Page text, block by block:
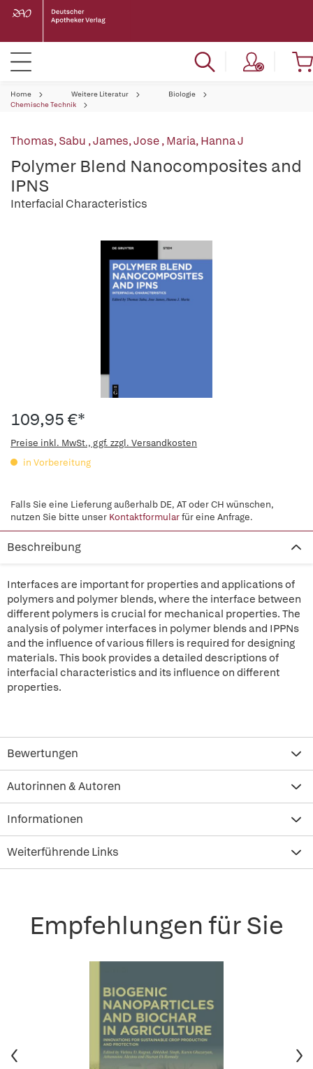
Home Weitere Literatur
Biologie
Chemische Technik
Thomas, Sabu ,James, Jose,Maria, Hanna J
Polymer Blend Nanocomposites and
IPNS
Interfacial Characteristics
109,95 €*
Preise inkl. MwSt., ggf. zzgl. Versandkosten
in Vorbereitung
Falls Sie eine Lieferung außerhalb DE, AT oder CH wünschen,
nutzen Sie bitte unser Kontaktformularfür eine Anfrage.
Beschreibung
Interfaces are important for properties and applications of
polymers and polymer blends, where the interface between
different polymers is crucial for mechanical properties. The
analysis of polymer interfaces in polymer blends and IPPNs
and the influence of various fillers is required for designing
materials. This book provides a detailed descriptions of
interfacial characteristics and its influence on different
properties.
Bewertungen
Autorinnen & Autoren
Informationen
Weiterführende Links
Empfehlungen für Sie